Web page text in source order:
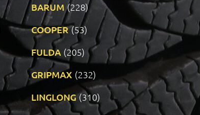
BARUM (228)
COOPER (53)
FULDA (205)
GRIPMAX (232)
LINGLONG (310)